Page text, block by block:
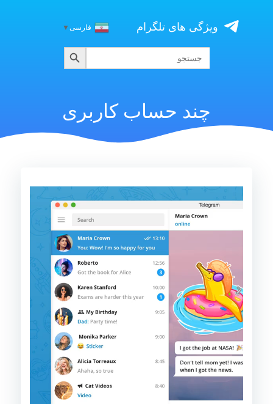
content
ویژگی های تلگرام فارسی▼
جستجو
برای:
جستجو
چند حساب کاربری